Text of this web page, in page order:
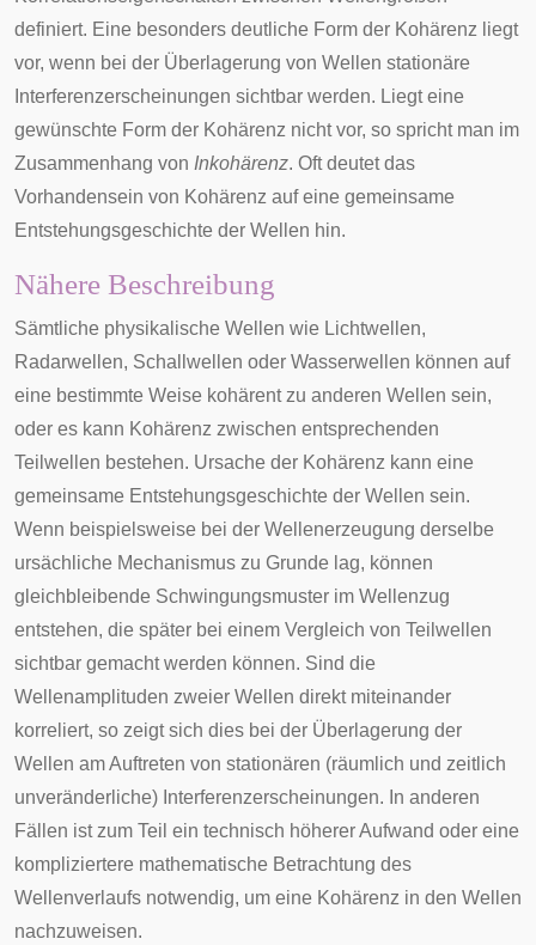
definiert. Eine besonders deutliche Form der Kohärenz liegt
vor, wenn bei der Überlagerung von Wellen stationäre
Interferenzerscheinungen sichtbar werden. Liegt eine
gewünschte Form der Kohärenz nicht vor, so spricht man im
Zusammenhang von Inkohärenz. Oft deutet das
Vorhandensein von Kohärenz auf eine gemeinsame
Entstehungsgeschichte der Wellen hin.
Nähere Beschreibung
Sämtliche physikalische Wellen wie Lichtwellen,
Radarwellen, Schallwellen oder Wasserwellen können auf
eine bestimmte Weise kohärent zu anderen Wellen sein,
oder es kann Kohärenz zwischen entsprechenden
Teilwellen bestehen. Ursache der Kohärenz kann eine
gemeinsame Entstehungsgeschichte der Wellen sein.
Wenn beispielsweise bei der Wellenerzeugung derselbe
ursächliche Mechanismus zu Grunde lag, können
gleichbleibende Schwingungsmuster im Wellenzug
entstehen, die später bei einem Vergleich von Teilwellen
sichtbar gemacht werden können. Sind die
Wellenamplituden zweier Wellen direkt miteinander
korreliert, so zeigt sich dies bei der Überlagerung der
Wellen am Auftreten von stationären (räumlich und zeitlich
unveränderliche) Interferenzerscheinungen. In anderen
Fällen ist zum Teil ein technisch höherer Aufwand oder eine
kompliziertere mathematische Betrachtung des
Wellenverlaufs notwendig, um eine Kohärenz in den Wellen
nachzuweisen.